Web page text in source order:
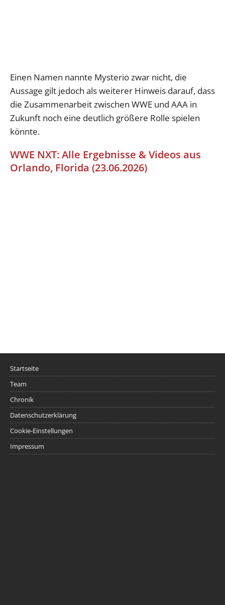
Einen Namen nannte Mysterio zwar nicht, die
Aussage gilt jedoch als weiterer Hinweis darauf, dass
die Zusammenarbeit zwischen WWE und AAA in
Zukunft noch eine deutlich größere Rolle spielen
könnte.
WWE NXT: Alle Ergebnisse & Videos aus
Orlando, Florida (23.06.2026)
Startseite
Team
Chronik
Datenschutzerklärung
Cookie-Einstellungen
Impressum